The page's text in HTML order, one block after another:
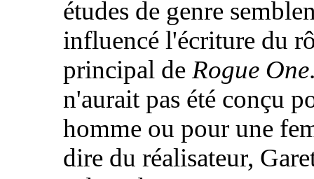
études de genre
influencé l'écriture du
principal de Rogue One
n'aurait pas été conçu
homme ou pour une
dire du réalisateur,